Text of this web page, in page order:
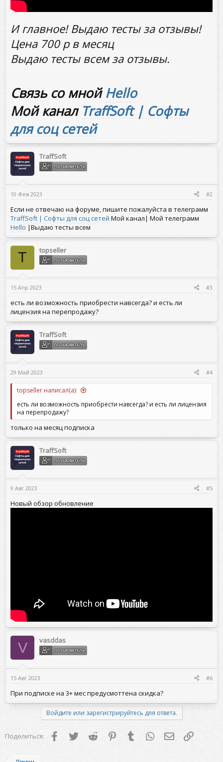
И главное! Выдаю тесты за отзывы!
Цена 700 р в месяц
Выдаю тесты всем за отзывы.
Связь со мнойHello
Мой канал TraffSoft | Софты
для соц сетей
TraffSoft
ПОЛЬЗОВАТЕЛЬ
10 Фев 2023 #2
Если не отвечаю на форуме, пишите пожалуйста в телеграмм
TraffSoft | Софты для соц сетей Мой канал| Мой телеграмм
Hello |Выдаю тесты всем
T topseller
ПОЛЬЗОВАТЕЛЬ
15 Апр 2023 #3
есть ли возможность приобрести навсегда? и есть ли
лицензия на перепродажу?
TraffSoft
ПОЛЬЗОВАТЕЛЬ
29 Май 2023 #4
topseller написал(а):
есть ли возможность приобрести навсегда? и есть ли лицензия
на перепродажу?
только на месяц подписка
TraffSoft
ПОЛЬЗОВАТЕЛЬ
9 Авг 2023 #5
Новый обзор обновление
V vasddas
ПОЛЬЗОВАТЕЛЬ
15 Авг 2023 #6
При подписке на 3+ мес предусмоттена скидка?
Войдите или зарегистрируйтесь для ответа.
Поделиться: FacebookTwitter Reddit PinterestTumblr WhatsAppЭлектронная